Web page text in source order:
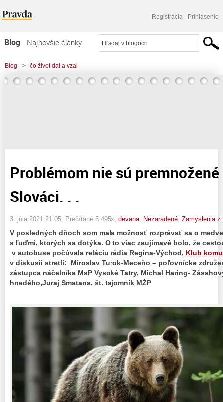
Registrácia Prihlásenie
Blog
Najnovšie články
Najčítanejšie články
Najkomentovanejšie články
Blog > čo život dal a vzal
> Problémom nie sú premnožené medvede milí Slováci. . .
Problémom nie sú
Slováci. . .
3. júla 2021 21:05 , Prečítané 5 495x, devana Nezaradené Zamyslenia z
V posledných dňoch som mala možnosť rozprávať sa o
s ľuďmi, ktorých sa dotýka. O to viac zaujímavé bolo, že
v autobuse počúvala reláciu rádia Regina-Východ, Klub
v diskusii stretli: Miroslav Turok-Meceňo – poľovnícke
zástupca náčelníka MsP Vysoké Tatry, Michal Haring-
hnedého,Juraj Smatana, št. tajomník MŽP